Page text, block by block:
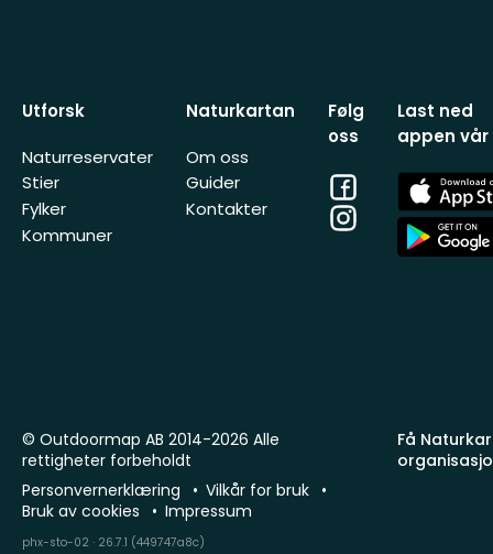
Utforsk
Naturreservater
Stier
Fylker
Kommuner
Naturkartan
Om oss
Guider
Kontakter
Følg
oss
Facebook
Instagram
Last ned
appen vår
App
Store
App
Store
Få
© Outdoormap AB 2014-2026 Alle
rettigheter forbeholdt
Personvernerklæring
Vilkår for bruk
Bruk av cookies
Impressum
phx-sto-02 · 26.7.1 (449747a8c)